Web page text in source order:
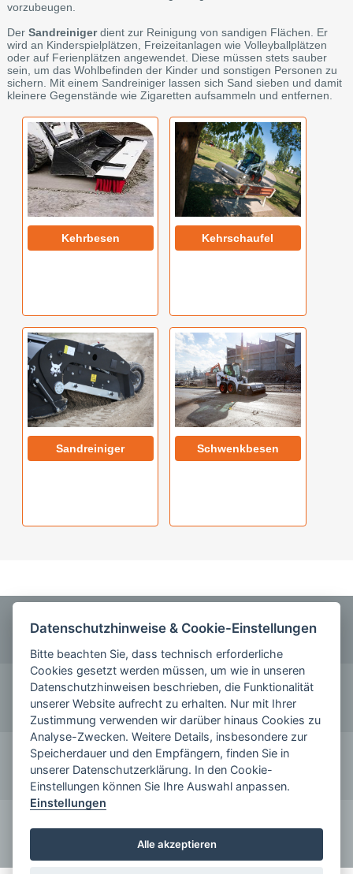
vorzubeugen.
Der Sandreinigerdient zur Reinigung von sandigen Flächen. Er
wird an Kinderspielplätzen, Freizeitanlagen wie Volleyballplätzen
oder auf Ferienplätzen angewendet. Diese müssen stets sauber
sein, um das Wohlbefinden der Kinder und sonstigen Personen zu
sichern. Mit einem Sandreiniger lassen sich Sand sieben und damit
kleinere Gegenstände wie Zigaretten aufsammeln und entfernen.
Kehrbesen Kehrschaufel
Sandreiniger Schwenkbesen
KONTAKT
schreiben Sie uns
FOLGE SIE UNS AUF
Jobangebote
Datenschutzhinweise & Cookie-Einstellungen
Bitte beachten Sie, dass technisch erforderliche
Cookies gesetzt werden müssen, um wie in unseren
Datenschutzhinweisen beschrieben, die Funktionalität
unserer Website aufrecht zu erhalten. Nur mit Ihrer
Zustimmung verwenden wir darüber hinaus Cookies zu
Analyse-Zwecken. Weitere Details, insbesondere zur
Speicherdauer und den Empfängern, finden Sie in
unserer Datenschutzerklärung. In den Cookie-
Einstellungen können Sie Ihre Auswahl anpassen.
Einstellungen
Alle akzeptieren